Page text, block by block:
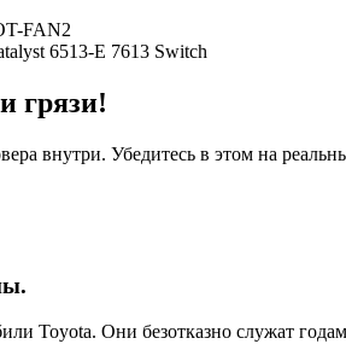
FAN2
6513-E 7613 Switch
грязи!
внутри. Убедитесь в этом на
Toyota. Они безотказно служат